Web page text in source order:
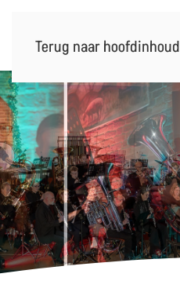
Terug naar hoofdinhoud